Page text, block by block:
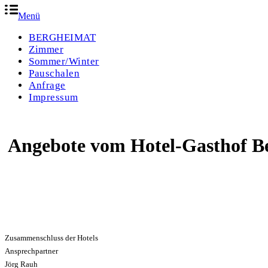
Menü
BERGHEIMAT
Zimmer
Sommer/Winter
Pauschalen
Anfrage
Impressum
Angebote vom Hotel-Gasthof
Zusammenschluss der Hotels
Ansprechpartner
Jörg Rauh